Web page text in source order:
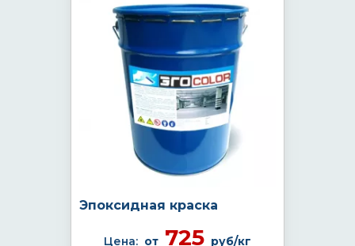
Эпоксидная краска
Цена: от 725 руб/кг